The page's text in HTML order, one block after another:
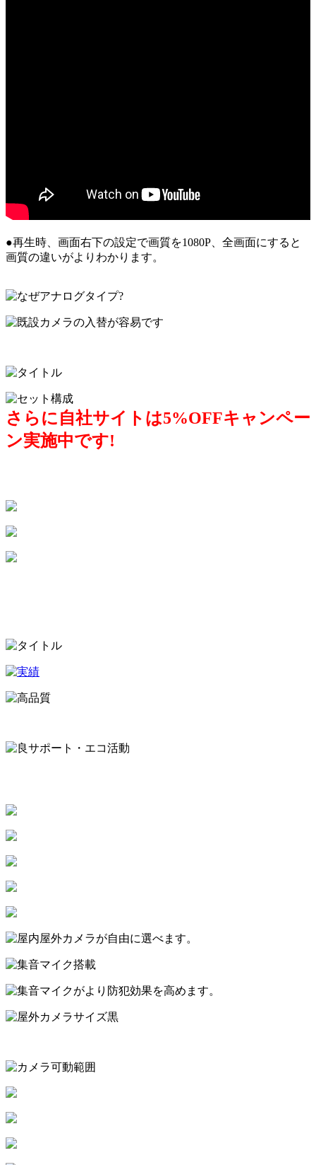
●再生時、画面右下の設定で画質を1080P、全画面にすると
画質の違いがよりわかります。
さらに自社サイトは5%OFFキャンペー
ン実施中です!